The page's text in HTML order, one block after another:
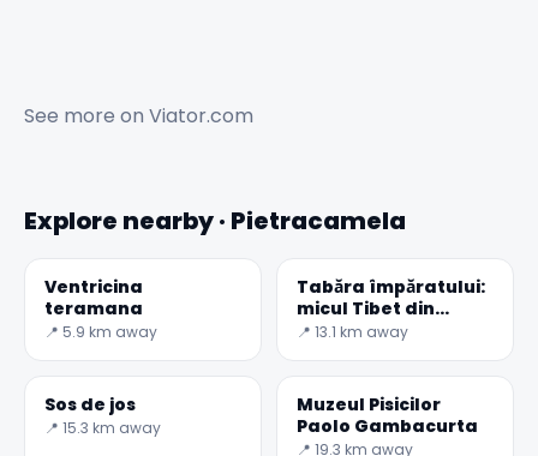
See more on Viator.com
Explore nearby · Pietracamela
Ventricina
teramana
📍 5.9 km away
Tabăra împăratului:
micul Tibet din
Abruzzo
📍 13.1 km away
Sos de jos
📍 15.3 km away
Muzeul Pisicilor
Paolo Gambacurta
📍 19.3 km away